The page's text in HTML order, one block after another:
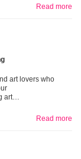
Read more
art lovers who
art…
Read more